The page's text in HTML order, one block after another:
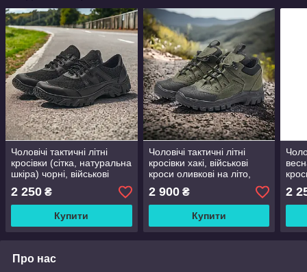
Чоловічі тактичні літні
кросівки (сітка, натуральна
шкіра) чорні, військові
взуття, розмір 39-46
2 250 ₴
Купити
Чоловічі тактичні літні
кросівки хакі, військові
кроси оливкові на літо,
армійське взуття, розмір
37-48
2 900₴
Купити
зсу,
2
Про нас